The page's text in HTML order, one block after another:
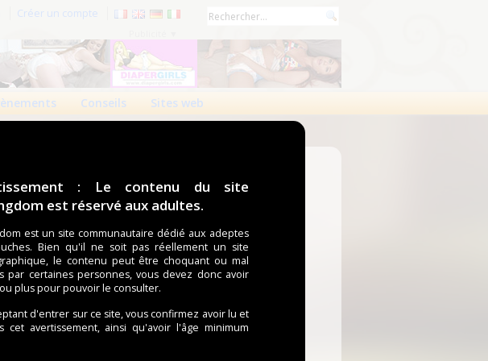
: Le contenu du site
est réservé aux adultes.
est un site communautaire dédié aux adeptes
Bien qu'il ne soit pas réellement un site
le contenu peut être choquant ou mal
par certaines personnes, vous devez donc avoir
plus pour pouvoir le consulter.
d'entrer sur ce site, vous confirmez avoir lu et
cet avertissement, ainsi qu'avoir l'âge minimum
Créer un compte
Conseils Sites web